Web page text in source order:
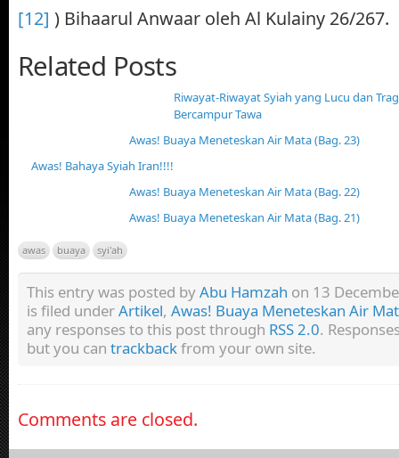
[12] ) Bihaarul Anwaar oleh Al Kulainy 26/267.
Related Posts
Riwayat-Riwayat Syiah yang Lucu dan
Bercampur Tawa
Awas! Buaya Meneteskan Air Mata (Bag. 23)
Awas! Bahaya Syiah Iran!!!!
Awas! Buaya Meneteskan Air Mata (Bag. 22)
Awas! Buaya Meneteskan Air Mata (Bag. 21)
awas buaya syi'ah
This entry was posted byAbu Hamzah on 13
is filed underArtikel, Awas! Buaya Meneteskan Air
any responses to this post through RSS 2.0.
but you can trackbackfrom your own site.
Comments are closed.